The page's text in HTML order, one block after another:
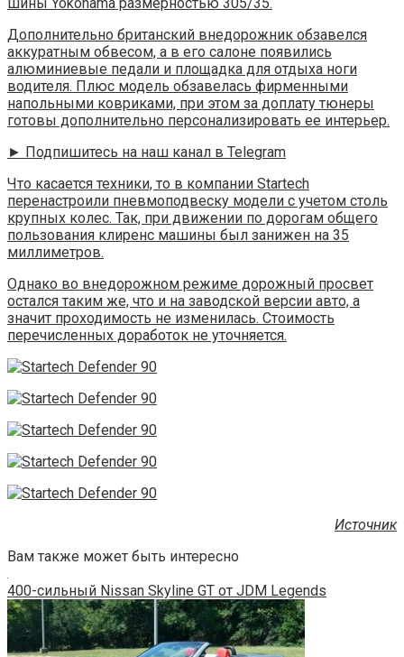
Дополнительно британский внедорожник обзавелся
аккуратным обвесом, а в его салоне появились
алюминиевые педали и площадка для отдыха ноги
водителя. Плюс модель обзавелась фирменными
напольными ковриками, при этом за доплату тюнеры
готовы дополнительно персонализировать ее интерьер.
► Подпишитесь на наш канал в Telegram
Что касается техники, то в компании Startech
перенастроили пневмоподвеску модели с учетом столь
крупных колес. Так, при движении по дорогам общего
пользования клиренс машины был занижен на 35
миллиметров.
Однако во внедорожном режиме дорожный просвет
остался таким же, что и на заводской версии авто, а
значит проходимость не изменилась. Стоимость
перечисленных доработок не уточняется.
Источник
Вам также может быть интересно
400-сильный Nissan Skyline GT от JDM Legends